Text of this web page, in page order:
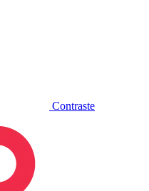
Contraste